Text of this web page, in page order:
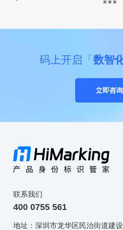
码上开启「 数智
立即咨询
联系我们
400 0755 561
地址：深圳市龙华区民治街道建